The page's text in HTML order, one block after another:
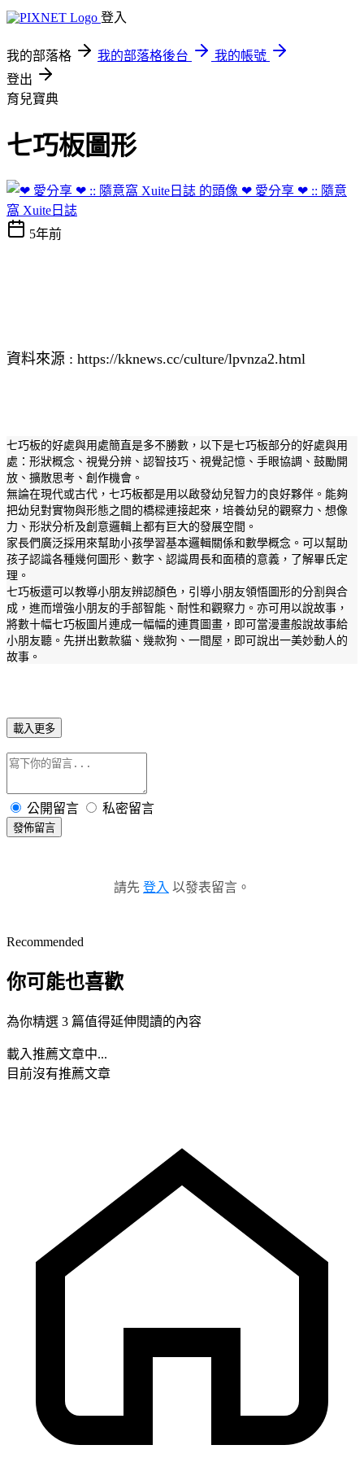
登入
我的部落格 我的部落格後台
我的帳號
登出
育兒寶典
七巧板圖形
❤ 愛分享 ❤ :: 隨意
窩 Xuite日誌
5年前
資料來源 : https://kknews.cc/culture/lpvnza2.html
七巧板的好處與用處簡直是多不勝數，以下是七巧板部分的好處與用
處：形狀概念、視覺分辨、認智技巧、視覺記憶、手眼協調、鼓勵開
放、擴散思考、創作機會。
無論在現代或古代，七巧板都是用以啟發幼兒智力的良好夥伴。能夠
把幼兒對實物與形態之間的橋樑連接起來，培養幼兒的觀察力、想像
力、形狀分析及創意邏輯上都有巨大的發展空間。
家長們廣泛採用來幫助小孩學習基本邏輯關係和數學概念。可以幫助
孩子認識各種幾何圖形、數字、認識周長和面積的意義，了解畢氏定
理。
七巧板還可以教導小朋友辨認顏色，引導小朋友領悟圖形的分割與合
成，進而增強小朋友的手部智能、耐性和觀察力。亦可用以說故事，
將數十幅七巧板圖片連成一幅幅的連貫圖畫，即可當漫畫般說故事給
小朋友聽。先拼出數款貓、幾款狗、一間屋，即可說出一美妙動人的
故事。
載入更多
公開留言 私密留言
發佈留言
請先 登入 以發表留言。
Recommended
你可能也喜歡
為你精選 3 篇值得延伸閱讀的內容
載入推薦文章中...
目前沒有推薦文章